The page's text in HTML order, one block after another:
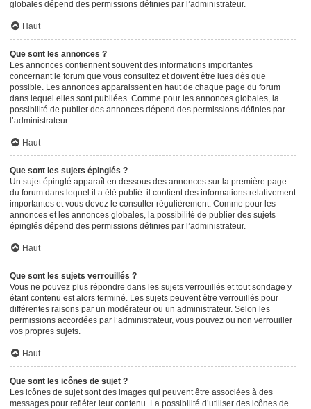
globales dépend des permissions définies par l’administrateur.
Haut
Que sont les annonces ?
Les annonces contiennent souvent des informations importantes
concernant le forum que vous consultez et doivent être lues dès que
possible. Les annonces apparaissent en haut de chaque page du forum
dans lequel elles sont publiées. Comme pour les annonces globales, la
possibilité de publier des annonces dépend des permissions définies par
l’administrateur.
Haut
Que sont les sujets épinglés ?
Un sujet épinglé apparaît en dessous des annonces sur la première page
du forum dans lequel il a été publié. il contient des informations relativement
importantes et vous devez le consulter régulièrement. Comme pour les
annonces et les annonces globales, la possibilité de publier des sujets
épinglés dépend des permissions définies par l’administrateur.
Haut
Que sont les sujets verrouillés ?
Vous ne pouvez plus répondre dans les sujets verrouillés et tout sondage y
étant contenu est alors terminé. Les sujets peuvent être verrouillés pour
différentes raisons par un modérateur ou un administrateur. Selon les
permissions accordées par l’administrateur, vous pouvez ou non verrouiller
vos propres sujets.
Haut
Que sont les icônes de sujet ?
Les icônes de sujet sont des images qui peuvent être associées à des
messages pour refléter leur contenu. La possibilité d’utiliser des icônes de